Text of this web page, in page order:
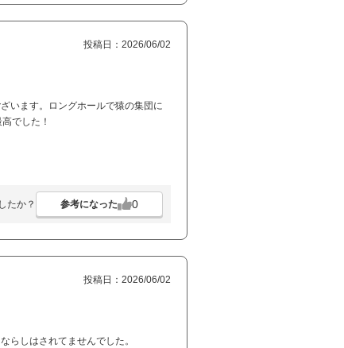
投稿日：2026/06/02
います。ロングホールで猿の集団に
でした！
たか？ 参考になった 0
投稿日：2026/06/02
らしはされてませんでした。